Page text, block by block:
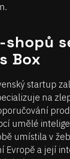
shopů
Box
startup
na
umělé
umístila v
Evropě a její